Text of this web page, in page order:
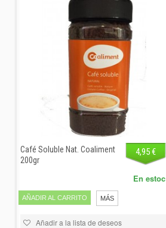
Café Soluble Nat. Coaliment
200gr
4,95 €
AÑADIR AL CARRITO MÁS
En estoc
Añadir a la lista de deseos